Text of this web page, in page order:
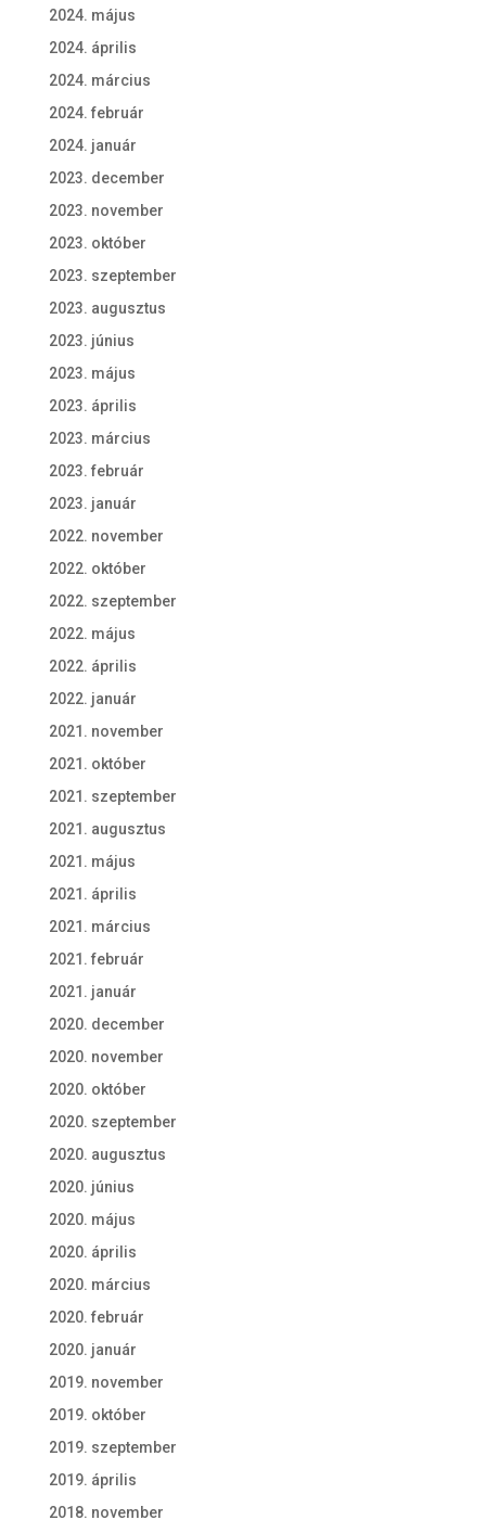
2024. május
2024. április
2024. március
2024. február
2024. január
2023. december
2023. november
2023. október
2023. szeptember
2023. augusztus
2023. június
2023. május
2023. április
2023. március
2023. február
2023. január
2022. november
2022. október
2022. szeptember
2022. május
2022. április
2022. január
2021. november
2021. október
2021. szeptember
2021. augusztus
2021. május
2021. április
2021. március
2021. február
2021. január
2020. december
2020. november
2020. október
2020. szeptember
2020. augusztus
2020. június
2020. május
2020. április
2020. március
2020. február
2020. január
2019. november
2019. október
2019. szeptember
2019. április
2018. november